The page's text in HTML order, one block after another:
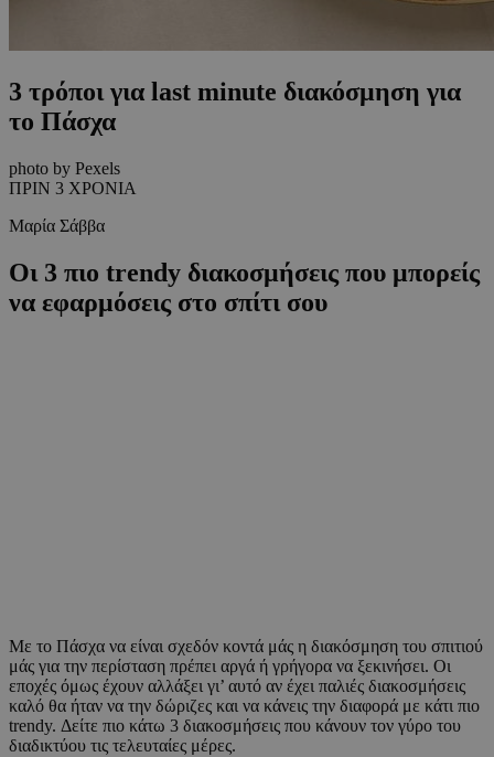
3 τρόποι για last minute διακόσμηση για
το Πάσχα
photo by Pexels
ΠΡΙΝ 3 ΧΡΟΝΙΑ
Μαρία Σάββα
Οι 3 πιο trendy διακοσμήσεις που μπορείς
να εφαρμόσεις στο σπίτι σου
Με το Πάσχα να είναι σχεδόν κοντά μάς η διακόσμηση του σπιτιού
μάς για την περίσταση πρέπει αργά ή γρήγορα να ξεκινήσει. Οι
εποχές όμως έχουν αλλάξει γι’ αυτό αν έχει παλιές διακοσμήσεις
καλό θα ήταν να την δώριζες και να κάνεις την διαφορά με κάτι πιο
trendy. Δείτε πιο κάτω 3 διακοσμήσεις που κάνουν τον γύρο του
διαδικτύου τις τελευταίες μέρες.